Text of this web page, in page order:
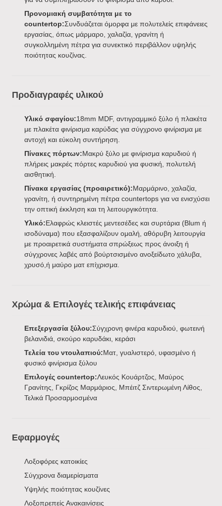
Προνομιακή συμβατότητα με το
countertop:Συνδυάζεται όμορφα με πολυτελείς επιφάνειες
εργασίας, όπως μάρμαρο, χαλαζία, γρανίτη ή
συγκολλημένη πέτρα για συνεκτικό περιβάλλον υψηλής
ποιότητας κουζίνας.
Προδιαγραφές υλικού
Υλικό σφαγίου:18mm MDF, αντιγραμμικό ξύλο ή πλακέτα
με πλακέτα φινίρισμα καρύδας για σύγχρονο φινίρισμα με
αντοχή και εύκολη συντήρηση.
Πίνακες πόρτων:Μακρύ ξύλο με φινίρισμα καρυδιού ή
πλήρεις μακρές πόρτες καρυδιού για φυσική, πολυτελή
αισθητική.
Πίνακα εργασίας (προαιρετικό):Μαρμάρινο, χαλαζία,
γρανίτη, ή συντηρημένη πέτρα countertops για να ενισχύσει
την οπτική έκκληση και τη λειτουργικότητα.
Υλικό:Ελαφρώς κλειστές μεντεσέδες και συρτάρια (Blum ή
ισοδύναμα) που εξασφαλίζουν ομαλή, αθόρυβη λειτουργία
με προαιρετικά συστήματα σπρώξεως προς άνοιξη ή
σύγχρονες λαβές από βούρτσισμένο ανοξείδωτο χάλυβα,
χρυσό,ή μαύρο ματ επίχρισμα.
Χρώμα & Επιλογές τελικής επιφάνειας
Επεξεργασία ξύλου:Σύγχρονη φινέρα καρυδιού, φωτεινή
βελανιδιά, σκούρο καρυδάκι, κεράσι
Τελεία του ντουλαπιού:Ματ, γυαλιστερό, υφασμένο ή
φυσικό φινίρισμα ξύλου
Επιλογές countertop:Λευκός Κουάρτζος, Μαύρος
Γρανίτης, Γκρίζος Μαρμάριος, Μπέιτζ Σιντερωμένη Λίθος,
Τελικά Προσαρμοσμένα
Εφαρμογές
Λοξοφόρες κατοικίες
Σύγχρονα διαμερίσματα
Υψηλής ποιότητας κουζίνες
Λοξοπρεπείς Ανακαινίσεις